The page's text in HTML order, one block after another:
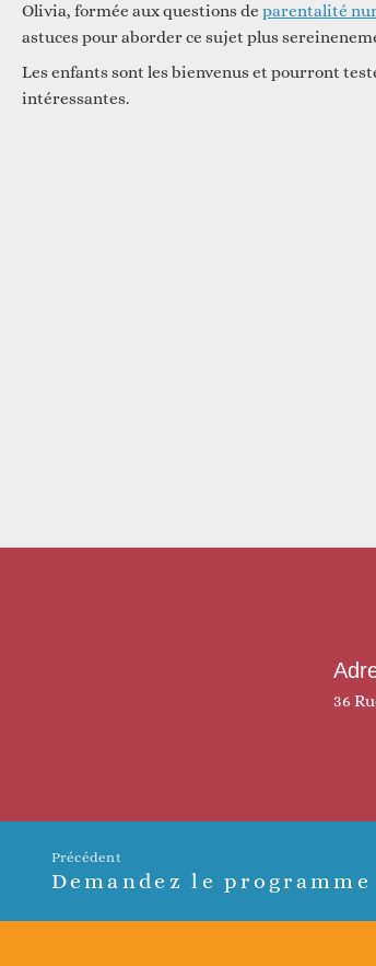
Olivia, formée aux questions de parentalité
astuces pour aborder ce sujet plus
Les enfants sont les bienvenus et pourront
intéressantes.
36
Précédent
Demandez le programme